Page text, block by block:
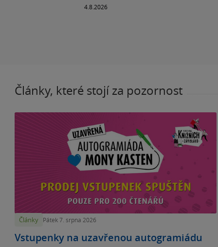
Články, které stojí za pozornost
Články Pátek 7. srpna 2026
Vstupenky na uzavřenou autogramiádu